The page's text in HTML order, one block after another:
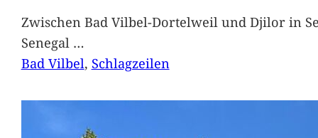
Zwischen Bad Vilbel-Dortelweil und Djilor in
Senegal …
Bad Vilbel, Schlagzeilen